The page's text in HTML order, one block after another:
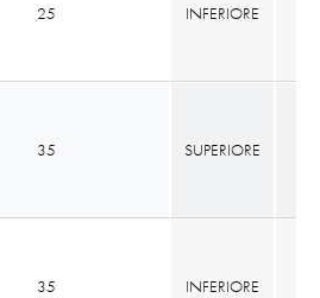
25
35
35
INFERIORE
SUPERIORE
INFERIORE